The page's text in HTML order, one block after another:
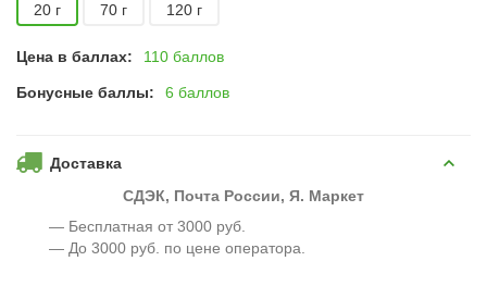
20 г 70 г 120 г
Цена в баллах: 110 баллов
Бонусные баллы: 6 баллов
Доставка
СДЭК, Почта России, Я. Маркет
— Бесплатная от 3000 руб.
— До 3000 руб. по цене оператора.